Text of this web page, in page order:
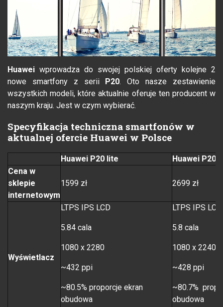
Huawei wprowadza do swojej polskiej oferty kolejne 2
nowe smartfony z serii
P20. Oto nasze zestawienie
wszystkich modeli, które aktualnie oferuje ten producent w
naszym kraju. Jest w czym wybierać.
Specyfikacja techniczna smartfonów w
aktualnej ofercie Huawei w Polsce
Huawei P20 lite
Huawei P20
Cena w
sklepie
internetowym
1599 zł 2699 zł
Wyświetlacz
LTPS IPS LCD
5.84 cala
1080 x 2280
~432 ppi
~80.5% proporcje ekran
obudowa
LTPS IPS LCD
5.8 cala
1080 x 2240
~428 ppi
~80.7%
obudowa